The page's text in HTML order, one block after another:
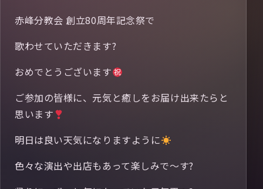
赤峰分教会 創立80周年記念祭で
歌わせていただきます?
おめでとうございます
ご参加の皆様に、元気と癒しをお届け出来たらと
思います
明日は良い天気になりますように
色々な演出や出店もあって楽しみで〜す?